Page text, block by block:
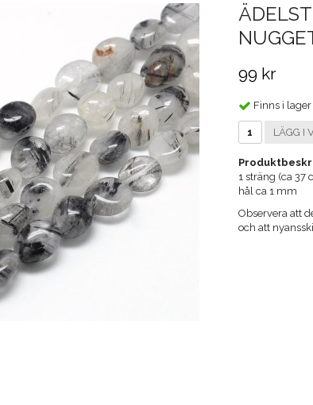
99 kr
Finns i lager
LÄGG I
1 sträng (ca 37
hål ca 1 mm
Observera att
och att